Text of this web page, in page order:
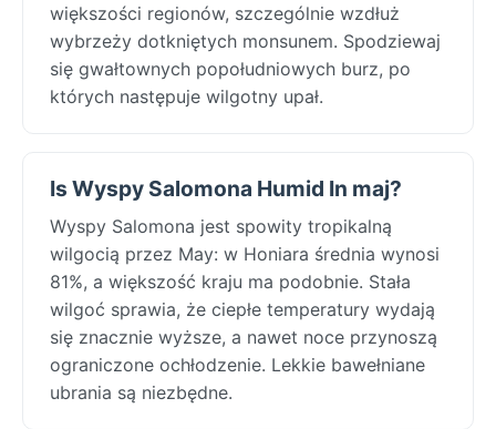
większości regionów, szczególnie wzdłuż
wybrzeży dotkniętych monsunem. Spodziewaj
się gwałtownych popołudniowych burz, po
których następuje wilgotny upał.
Is Wyspy Salomona Humid In maj?
Wyspy Salomona jest spowity tropikalną
wilgocią przez May: w Honiara średnia wynosi
81%, a większość kraju ma podobnie. Stała
wilgoć sprawia, że ciepłe temperatury wydają
się znacznie wyższe, a nawet noce przynoszą
ograniczone ochłodzenie. Lekkie bawełniane
ubrania są niezbędne.